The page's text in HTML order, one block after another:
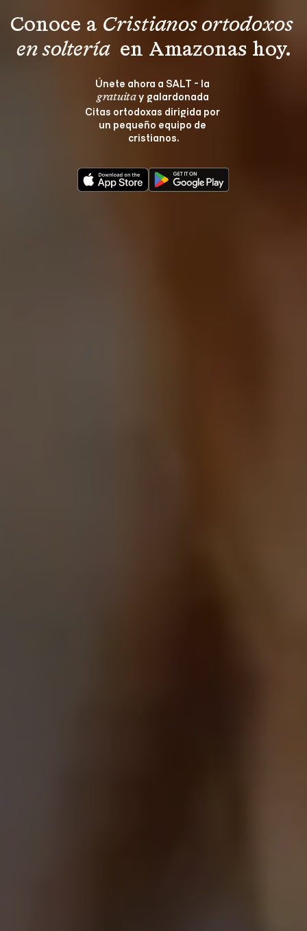
Conoce a Cristianos ortodoxos
en soltería en Amazonas hoy.
Únete ahora a SALT - la
gratuita y galardonada
Citas ortodoxas dirigida por
un pequeño equipo de
cristianos.